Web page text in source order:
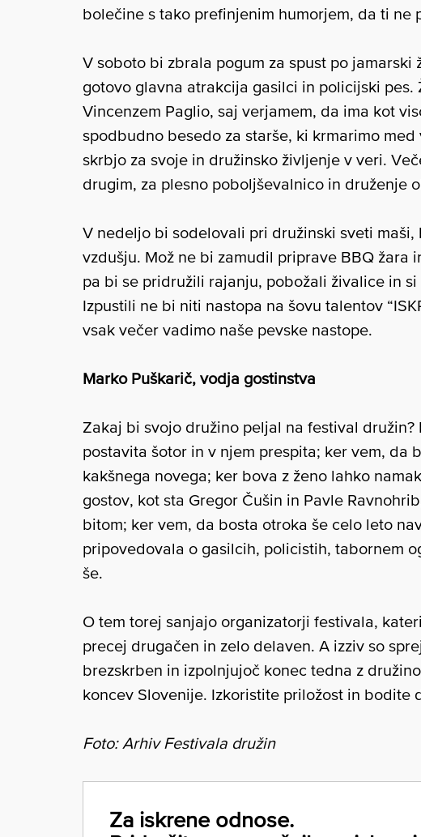
bolečine s tako prefinjenim humorjem, da ti ne
V soboto bi zbrala pogum za spust po
gotovo glavna atrakcija gasilci in policijski
Vincenzem Paglio, saj verjamem, da ima kot
spodbudno besedo za starše, ki krmarimo
skrbjo za svoje in družinsko življenje v veri.
drugim, za plesno poboljševalnico in druženje
V nedeljo bi sodelovali pri družinski sveti
vzdušju. Mož ne bi zamudil priprave BBQ žara
pa bi se pridružili rajanju, pobožali živalice in
Izpustili ne bi niti nastopa na šovu talentov
vsak večer vadimo naše pevske nastope.
Marko Puškarič, vodja gostinstva
Zakaj bi svojo družino peljal na festival
postavita šotor in v njem prespita; ker vem, da
kakšnega novega; ker bova z ženo lahko
gostov, kot sta Gregor Čušin in Pavle
bitom; ker vem, da bosta otroka še celo leto
pripovedovala o gasilcih, policistih, tabornem
še.
O tem torej sanjajo organizatorji festivala,
precej drugačen in zelo delaven. A izziv so
brezskrben in izpolnjujoč konec tedna z
koncev Slovenije. Izkoristite priložost in bodite
Foto: Arhiv Festivala družin
Za iskrene odnose.